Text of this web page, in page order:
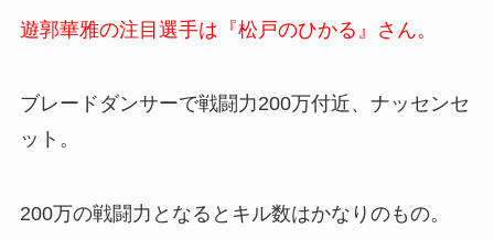
遊郭華雅の注目選手は『松戸のひかる』さん。
ブレードダンサーで戦闘力200万付近、ナッセンセ
ット。
200万の戦闘力となるとキル数はかなりのもの。